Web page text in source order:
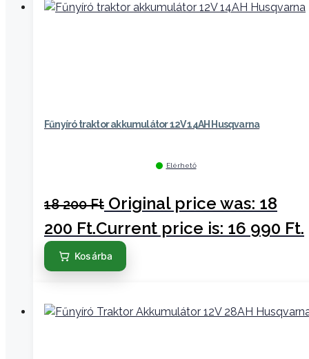
Fűnyíró traktor akkumulátor 12V 14AH Husqvarna
Elérhető
18 200Ft Original price was: 18
200 Ft.Current price is: 16 990 Ft.
Kosárba